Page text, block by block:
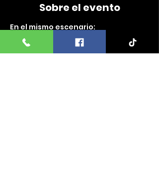
Sobre el evento
En el mismo escenario:
🔥 Jaime Espinoza y Los Fugitivos